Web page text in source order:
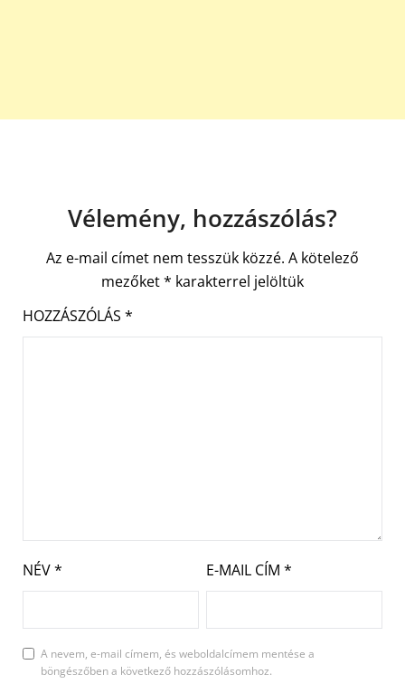
Vélemény, hozzászólás?
Az e-mail címet nem tesszük közzé. A kötelező
mezőket* karakterrel jelöltük
HOZZÁSZÓLÁS *
NÉV* E-MAIL CÍM *
A nevem, e-mail címem, és weboldalcímem mentése a
böngészőben a következő hozzászólásomhoz.